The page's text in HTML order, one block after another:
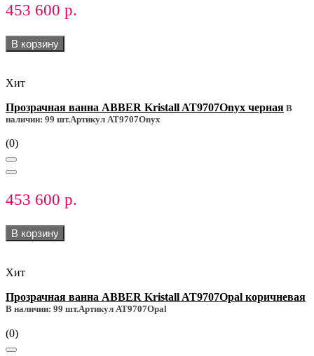
453 600 р.
В корзину
Хит
Прозрачная ванна ABBER Kristall AT9707Onyx черная В
наличии: 99 шт.Артикул AT9707Onyx
(0)
453 600 р.
В корзину
Хит
Прозрачная ванна ABBER Kristall AT9707Opal коричневая
В наличии: 99 шт.Артикул AT9707Opal
(0)